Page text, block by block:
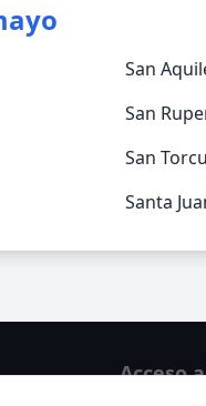
San
San
San
Santa
Acceso